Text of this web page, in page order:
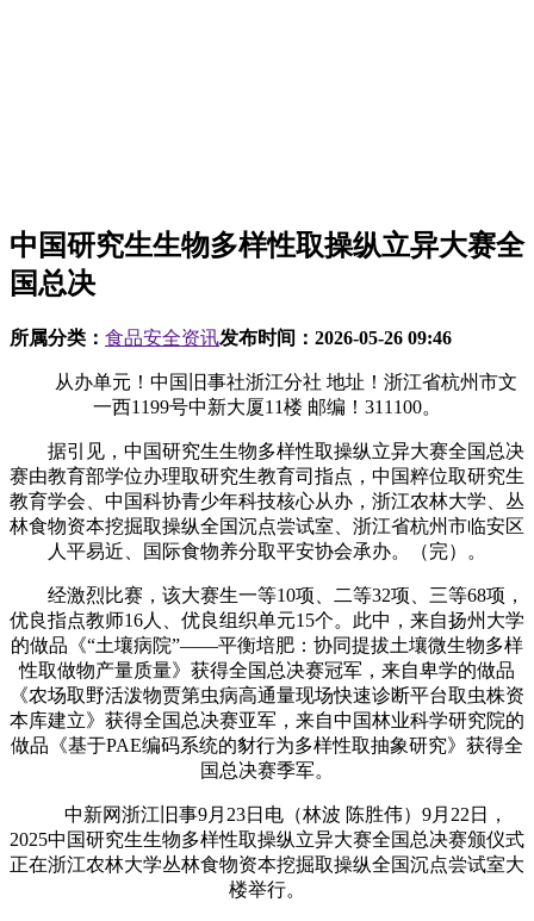
中国研究生生物多样性取操纵立异大赛全
国总决
所属分类： 食品安全资讯发布时间： 2026-05-26 09:46
从办单元！中国旧事社浙江分社 地址！浙江省杭州市文
一西1199号中新大厦11楼 邮编！311100。
据引见，中国研究生生物多样性取操纵立异大赛全国总决
赛由教育部学位办理取研究生教育司指点，中国粹位取研究生
教育学会、中国科协青少年科技核心从办，浙江农林大学、丛
林食物资本挖掘取操纵全国沉点尝试室、浙江省杭州市临安区
人平易近、国际食物养分取平安协会承办。（完）。
经激烈比赛，该大赛生一等10项、二等32项、三等68项，
优良指点教师16人、优良组织单元15个。此中，来自扬州大学
的做品《“土壤病院”——平衡培肥：协同提拔土壤微生物多样
性取做物产量质量》获得全国总决赛冠军，来自卑学的做品
《农场取野活泼物贾第虫病高通量现场快速诊断平台取虫株资
本库建立》获得全国总决赛亚军，来自中国林业科学研究院的
做品《基于PAE编码系统的豺行为多样性取抽象研究》获得全
国总决赛季军。
中新网浙江旧事9月23日电（林波 陈胜伟）9月22日，
2025中国研究生生物多样性取操纵立异大赛全国总决赛颁仪式
正在浙江农林大学丛林食物资本挖掘取操纵全国沉点尝试室大
楼举行。